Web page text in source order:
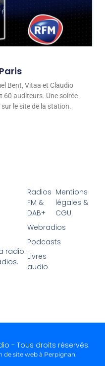
Bent, Vitaa et Claudio
60 auditeurs. Une soirée
le site de la station.
radio
Radios
FM &
DAB+
Webradios
Podcasts
Livres
audio
Mentions
légales &
CGU
- Tous droits réservés.
de site web à Perpignan.